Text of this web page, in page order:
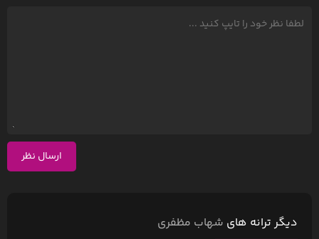
ارسال نظر
دیگر ترانه های شهاب مظفری